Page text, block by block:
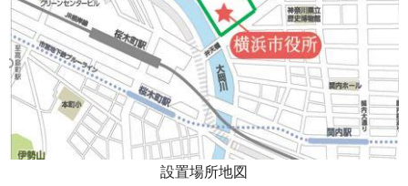
設置場所地図